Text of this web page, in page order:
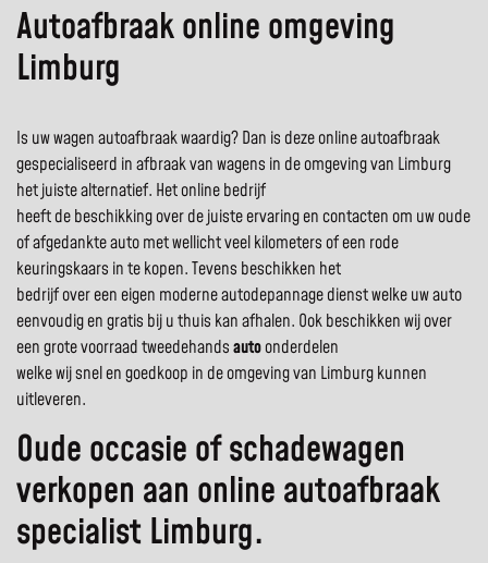
Autoafbraak online omgeving
Limburg
Is uw wagen autoafbraak waardig? Dan is deze online autoafbraak
gespecialiseerd in afbraak van wagens in de omgeving van Limburg
het juiste alternatief. Het online bedrijf
heeft de beschikking over de juiste ervaring en contacten om uw oude
of afgedankte auto met wellicht veel kilometers of een rode
keuringskaars in te kopen. Tevens beschikken het
bedrijf over een eigen moderne autodepannage dienst welke uw auto
eenvoudig en gratis bij u thuis kan afhalen. Ook beschikken wij over
een grote voorraad tweedehandsautoonderdelen
welke wij snel en goedkoop in de omgeving van Limburg kunnen
uitleveren.
Oude occasie of schadewagen
verkopen aan online autoafbraak
specialist Limburg.